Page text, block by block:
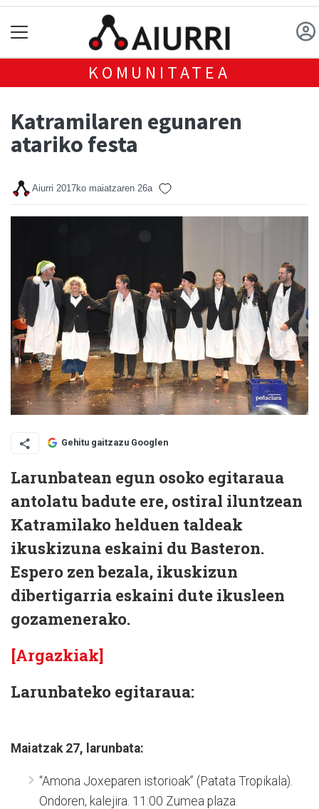
KOMUNITATEA
Katramilaren egunaren
atariko festa
Aiurri 2017ko maiatzaren 26a
Gehitu gaitzazu Googlen
Larunbatean egun osoko egitaraua
antolatu badute ere, ostiral iluntzean
Katramilako helduen taldeak
ikuskizuna eskaini du Basteron.
Espero zen bezala, ikuskizun
dibertigarria eskaini dute ikusleen
gozamenerako.
[Argazkiak]
Larunbateko egitaraua:
Maiatzak 27, larunbata:
“Amona Joxeparen istorioak” (Patata Tropikala).
Ondoren, kalejira. 11:00 Zumea plaza.